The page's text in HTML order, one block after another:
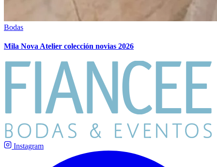
Bodas
Mila Nova Atelier colección novias 2026
Instagram